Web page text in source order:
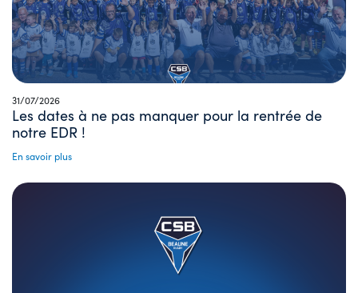
31/07/2026
Les dates à ne pas manquer pour la rentrée de
notre EDR !
En savoir plus